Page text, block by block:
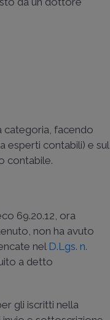
categoria, facendo
esperti contabili) e sul
contabile.
69.20.12, ora
non ha avuto
nel D.Lgs. n.
a detto
gli iscritti nella